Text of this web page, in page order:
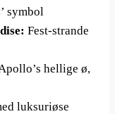
symbol
Fest-strande
hellige ø,
luksuriøse